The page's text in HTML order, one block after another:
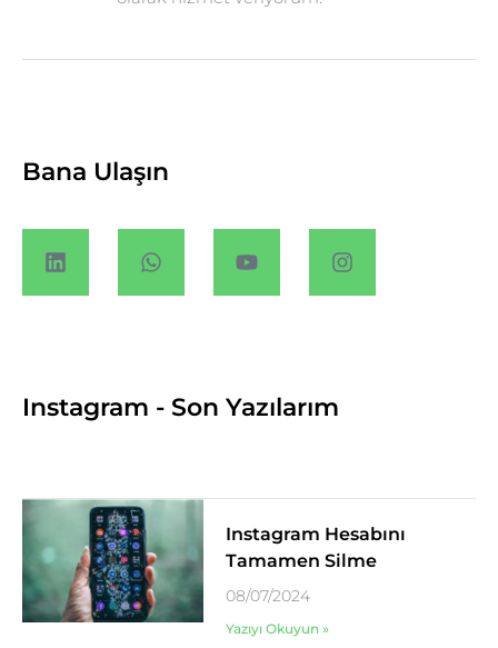
Bana Ulaşın
Instagram - Son Yazılarım
Instagram Hesabını
Tamamen Silme
08/07/2024
Yazıyı Okuyun »